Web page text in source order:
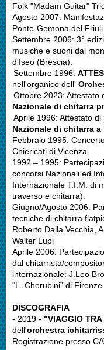
Folk "Madam Guitar"
Agosto 2007:
Ponte-Gemona del Friuli
Settembre 2006: 3°
musiche e suoni dal
d'Iseo (Brescia).
Settembre 1996:
nell'organico dell'
Ottobre 2023: Attestato
Nazionale di chitarra
Aprile 1996: Attestato
Nazionale di chitarra a
Febbraio 1995:
Chiericati di Vicenza
1992 – 1995:
concorsi Nazionali ed
Internazionale T.I.M. di
traverso e chitarra).
Giugno/Agosto 2006:
tecniche di chitarra
Roberto Dalla Vecchia,
Walter Lupi
Aprile 2006:
dal chitarrista/
internazionale: J.Leo
“L. Cherubini” di Firenze
DISCOGRAFIA
- 2019 - "VIAGGIO
dell'orchestra
Registrazione presso